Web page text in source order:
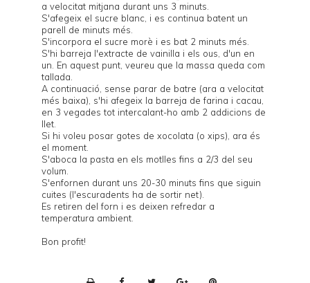
a velocitat mitjana durant uns 3 minuts.
S'afegeix el sucre blanc, i es continua batent un
parell de minuts més.
S'incorpora el sucre morè i es bat 2 minuts més.
S'hi barreja l'extracte de vainilla i els ous, d'un en
un. En aquest punt, veureu que la massa queda com
tallada.
A continuació, sense parar de batre (ara a velocitat
més baixa), s'hi afegeix la barreja de farina i cacau,
en 3 vegades tot intercalant-ho amb 2 addicions de
llet.
Si hi voleu posar gotes de xocolata (o xips), ara és
el moment.
S'aboca la pasta en els motlles fins a 2/3 del seu
volum.
S'enfornen durant uns 20-30 minuts fins que siguin
cuites (l'escuradents ha de sortir net).
Es retiren del forn i es deixen refredar a
temperatura ambient.
Bon profit!